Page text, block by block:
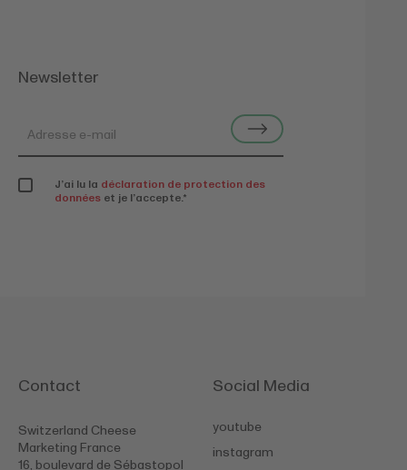
Newsletter
J’ai lu la déclaration de protection des
données et je l’accepte.*
Contact
Switzerland Cheese
Marketing France
16, boulevard de Sébastopol
Social Media
youtube
instagram